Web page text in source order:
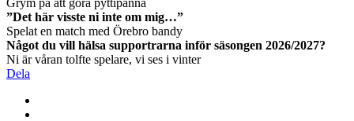
Grym på att göra pyttipanna
”Det här visste ni inte om mig…”
Spelat en match med Örebro bandy
Något du vill hälsa supportrarna inför säsongen 2026/2027?
Ni är våran tolfte spelare, vi ses i vinter
Dela